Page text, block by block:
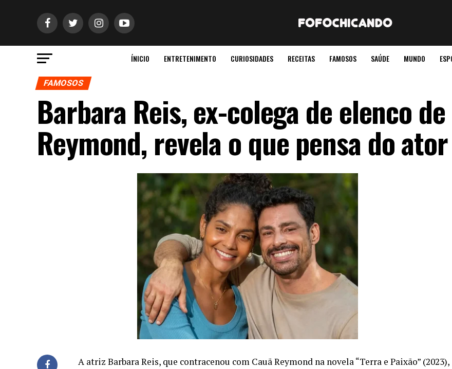
ÍNICIO ENTRETENIMENTO CURIOSIDADES RECEITAS FAMOSOS SAÚDE MUNDO
FAMOSOS
Barbara Reis, ex-colega de elenco
Reymond, revela o que pensa do ator
A atriz Barbara Reis, que contracenou com Cauã Reymond na novela “Terra e Paixão” (2023),